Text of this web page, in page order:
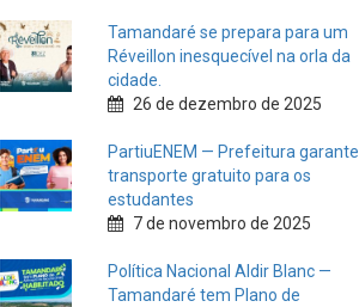
Tamandaré se prepara para um
Réveillon inesquecível na orla da
cidade.
26 de dezembro de 2025
PartiuENEM — Prefeitura garante
transporte gratuito para os
estudantes
7 de novembro de 2025
Política Nacional Aldir Blanc —
Tamandaré tem Plano de